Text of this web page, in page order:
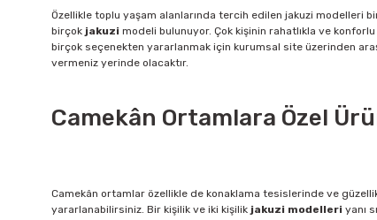
Özellikle toplu yaşam alanlarında tercih edilen jakuzi modelleri
birçok jakuzi modeli bulunuyor. Çok kişinin rahatlıkla ve
birçok seçenekten yararlanmak için kurumsal site üzerinden
vermeniz yerinde olacaktır.
Camekân Ortamlara Özel
Camekân ortamlar özellikle de konaklama tesislerinde ve
yararlanabilirsiniz. Bir kişilik ve iki kişilik jakuzi modelleri yanı